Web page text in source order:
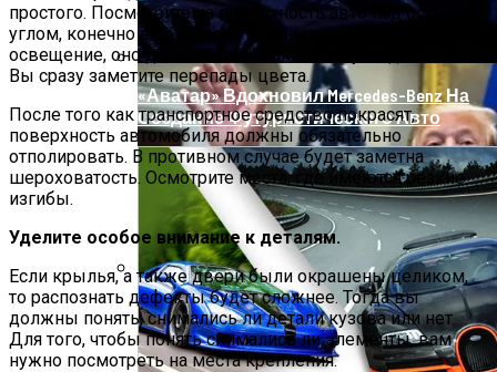
Коронавирус Может Передаться Через
Посылки AliExpress
«Аватар» Вдохновил Mercedes-Benz На
Создание Футуристического Авто
простого. Посмотрите на поверхность авто под острым
углом, конечно ещё одну из главных ролей сыграет
освещение, оно должно быть как минимум идеальным.
Вы сразу заметите перепады цвета.
После того как транспортное средство покрасят,
поверхность автомобиля должны обязательно
отполировать. В противном случае будет заметна
шероховатость. Осмотрите места, где имеются резкие
изгибы.
Уделите особое внимание к деталям.
Если крылья, а также двери были окрашены целиком,
то распознать дефекты будет сложнее. Тогда вы
должны понять, снимались ли детали кузова или нет.
Для того, чтобы понять снимались ли элементы, вам
нужно посмотреть на места крепления.